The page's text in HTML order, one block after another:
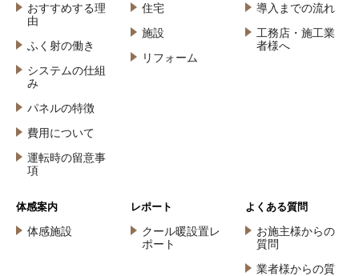
おすすめする理
由
ふく射の働き
システムの仕組
み
パネルの特徴
費用について
運転時の留意事
項
住宅
施設
リフォーム
導入までの流れ
工務店・施工業
者様へ
体感案内
体感施設
レポート
クール暖設置レ
ポート
よくある質問
お施主様からの
質問
業者様からの質